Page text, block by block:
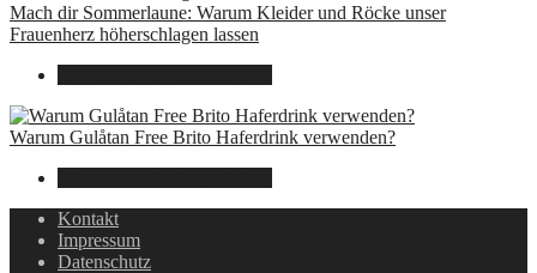
Mach dir Sommerlaune: Warum Kleider und Röcke unser
Frauenherz höherschlagen lassen
Warum Gulåtan Free Brito Haferdrink verwenden?
Kontakt
Impressum
Datenschutz